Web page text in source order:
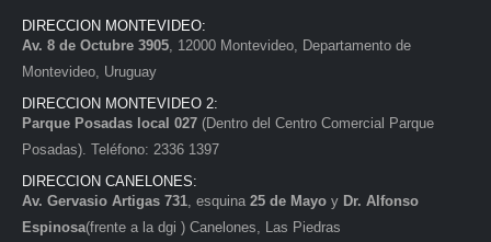
DIRECCION MONTEVIDEO:
Av. 8 de Octubre 3905, 12000 Montevideo, Departamento de
Montevideo, Uruguay
DIRECCION MONTEVIDEO 2:
Parque Posadas local 027 (Dentro del Centro Comercial Parque
Posadas). Teléfono: 2336 1397
DIRECCION CANELONES:
Av. Gervasio Artigas 731, esquina 25 de Mayo y Dr. Alfonso
Espinosa(frente a la dgi ) Canelones, Las Piedras